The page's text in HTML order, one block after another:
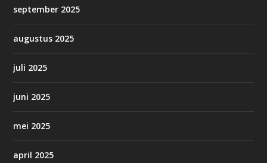
september 2025
augustus 2025
juli 2025
juni 2025
mei 2025
april 2025